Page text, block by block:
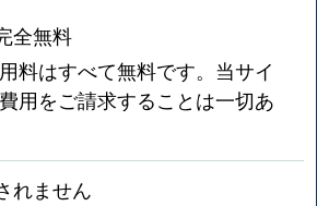
全無料
料はすべて無料です。当サイ
用をご請求することは一切あ
れません